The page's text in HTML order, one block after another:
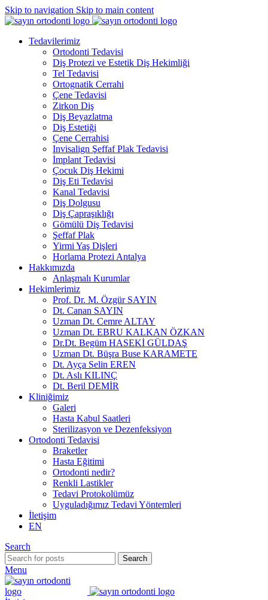
Skip to navigation Skip to main content
Tedavilerimiz
Ortodonti Tedavisi
Diş Protezi ve Estetik Diş Hekimliği
Tel Tedavisi
Ortognatik Cerrahi
Çene Tedavisi
Zirkon Diş
Diş Beyazlatma
Diş Estetiği
Çene Cerrahisi
Invisalign Şeffaf Plak Tedavisi
İmplant Tedavisi
Çocuk Diş Hekimi
Diş Eti Tedavisi
Kanal Tedavisi
Diş Dolgusu
Diş Çapraşıklığı
Gömülü Diş Tedavisi
Şeffaf Plak
Yirmi Yaş Dişleri
Horlama Protezi Antalya
Hakkımızda
Anlaşmalı Kurumlar
Hekimlerimiz
Prof. Dr. M. Özgür SAYIN
Dt. Canan SAYIN
Uzman Dt. Cemre ALTAY
Uzman Dt. EBRU KALKAN ÖZKAN
Dr.Dt. Begüm HASEKİ GÜLDAŞ
Uzman Dt. Büşra Buse KARAMETE
Dt. Ayça Selin EREN
Dt. Aslı KILINÇ
Dt. Beril DEMİR
Kliniğimiz
Galeri
Hasta Kabul Saatleri
Sterilizasyon ve Dezenfeksiyon
Ortodonti Tedavisi
Braketler
Hasta Eğitimi
Ortodonti nedir?
Renkli Lastikler
Tedavi Protokolümüz
Uyguladığımız Tedavi Yöntemleri
İletişim
EN
Search
Search
Menu